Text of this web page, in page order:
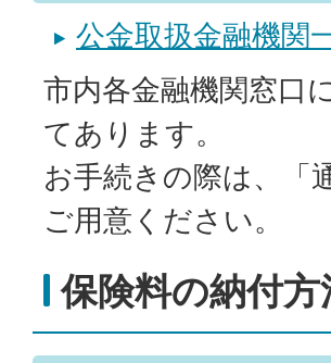
公金取扱金融機関
市内各金融機関窓口
てあります。
お手続きの際は、「
ご用意ください。
保険料の納付